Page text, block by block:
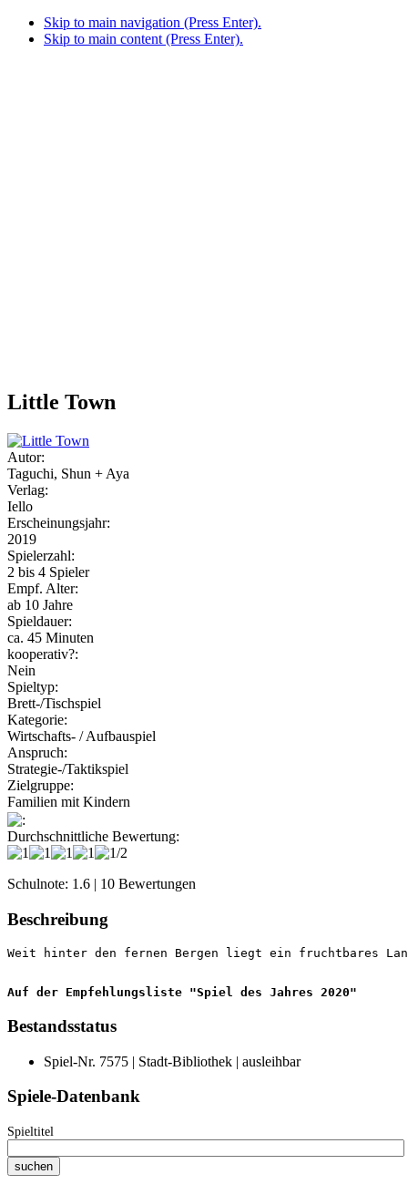
Skip to main navigation (Press Enter).
Skip to main content (Press Enter).
Little Town
Autor:
Taguchi, Shun + Aya
Verlag:
Iello
Erscheinungsjahr:
2019
Spielerzahl:
2 bis 4 Spieler
Empf. Alter:
ab 10 Jahre
Spieldauer:
ca. 45 Minuten
kooperativ?:
Nein
Spieltyp:
Brett-/Tischspiel
Kategorie:
Wirtschafts- / Aufbauspiel
Anspruch:
Strategie-/Taktikspiel
Zielgruppe:
Familien mit Kindern
:
Durchschnittliche Bewertung:
Schulnote: 1.6 | 10 Bewertungen
Beschreibung
Auf der Empfehlungsliste "Spiel des Jahres 2020"
Bestandsstatus
Spiel-Nr. 7575 | Stadt-Bibliothek | ausleihbar
Spiele-Datenbank
Spieltitel